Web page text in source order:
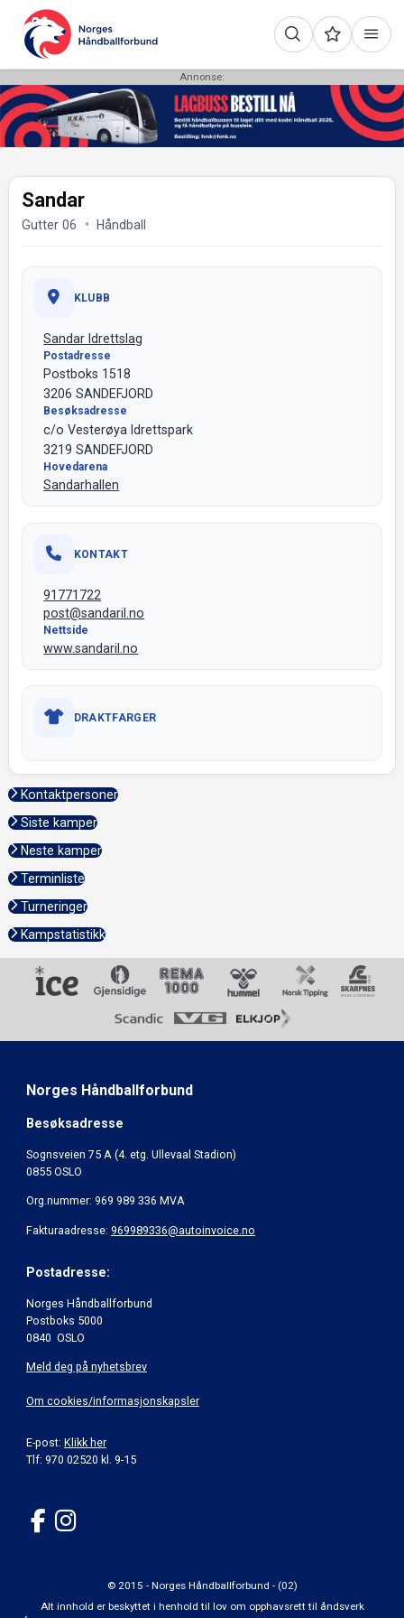
Annonse:
Sandar
Gutter 06 Håndball
KLUBB
Sandar Idrettslag
Postadresse
Postboks 1518
3206 SANDEFJORD
Besøksadresse
c/o Vesterøya Idrettspark
3219 SANDEFJORD
Hovedarena
Sandarhallen
KONTAKT
91771722
post@sandaril.no
Nettside
www.sandaril.no
DRAKTFARGER
Kontaktpersoner
Siste kamper
Neste kamper
Terminliste
Turneringer
Kampstatistikk
Norges Håndballforbund
Besøksadresse
Sognsveien 75 A (4. etg. Ullevaal Stadion)
0855 OSLO
Org.nummer: 969 989 336 MVA
Fakturaadresse: 969989336@autoinvoice.no
Postadresse:
Norges Håndballforbund
Postboks 5000
0840 OSLO
Meld deg på nyhetsbrev
Om cookies/informasjonskapsler
E-post: Klikk her
Tlf: 970 02520 kl. 9-15
© 2015 - Norges Håndballforbund - (02)
Alt innhold er beskyttet i henhold til lov om opphavsrett til åndsverk